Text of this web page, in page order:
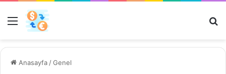
Menü
Anasayfa /Genel